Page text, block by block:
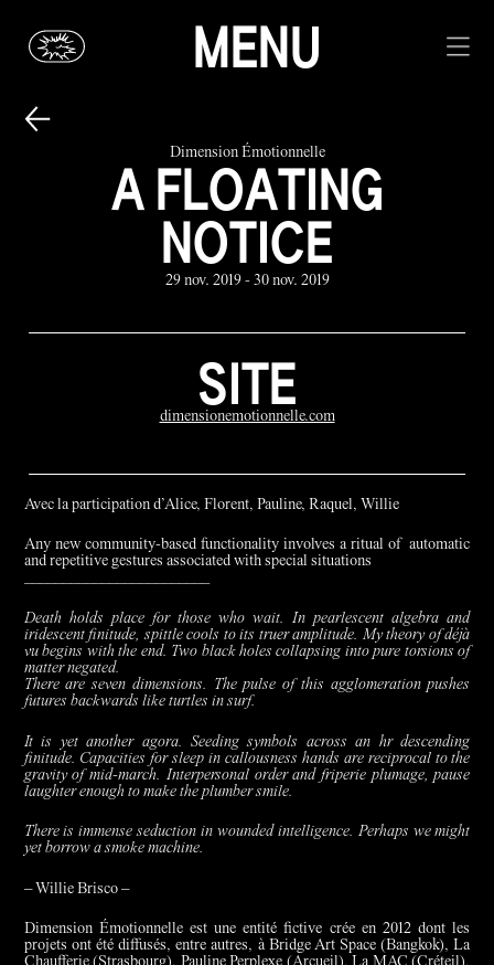
MENU
Dimension Émotionnelle
A FLOATING
NOTICE
29 nov. 2019 - 30 nov. 2019
SITE
dimensionemotionnelle.com
Avec la participation d’Alice, Florent, Pauline, Raquel, Willie
Any new community-based functionality involves a ritual of automatic
and repetitive gestures associated with special situations
Death holds place for those who wait. In pearlescent algebra and
iridescent finitude, spittle cools to its truer amplitude. My theory of déjà
vu begins with the end. Two black holes collapsing into pure torsions of
matter negated.
There are seven dimensions. The pulse of this agglomeration pushes
futures backwards like turtles in surf.
It is yet another agora. Seeding symbols across an hr descending
finitude. Capacities for sleep in callousness hands are reciprocal to the
gravity of mid-march. Interpersonal order and friperie plumage, pause
laughter enough to make the plumber smile.
There is immense seduction in wounded intelligence. Perhaps we might
yet borrow a smoke machine.
– Willie Brisco –
Dimension Émotionnelle est une entité fictive crée en 2012 dont les
projets ont été diffusés, entre autres, à Bridge Art Space (Bangkok), La